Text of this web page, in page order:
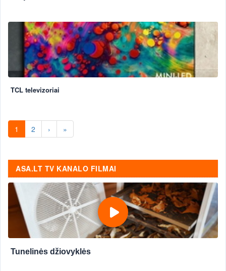
TCL televizoriai
1 2 › »
ASA.LT TV KANALO FILMAI
Tunelinės džiovyklės